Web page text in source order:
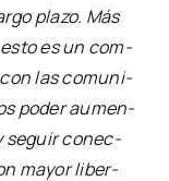
pla­zo. Más
es un com­
con las comu­ni­
poder aumen­
seguir conec­
mayor liber­